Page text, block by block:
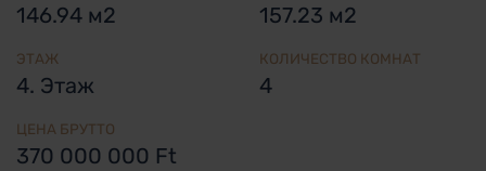
146.94 м2 157.23 м2
ЭТАЖ
4. Этаж
КОЛИЧЕСТВО КОМНАТ
4
ЦЕНА БРУТТО
370 000 000 Ft